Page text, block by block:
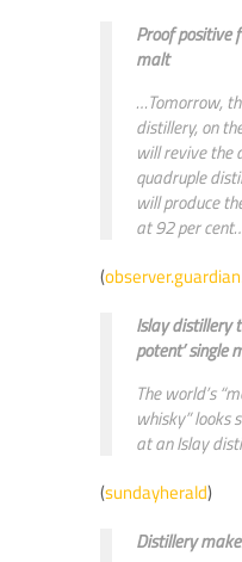
Proof positive
malt
…Tomorrow,
distillery, on
will revive the
quadruple
will produce
at 92 per
(
Islay distillery
potent’ single
The world’s
whisky” looks
at an Islay
(sundayherald)
Distillery